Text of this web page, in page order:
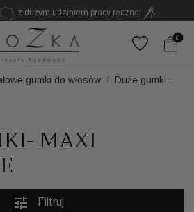
z dużym udziałem pracy ręcznej
Nie kolejny dodatek 0
gumki do włosów
Duże gumki-
MAXI
tune Filtruj